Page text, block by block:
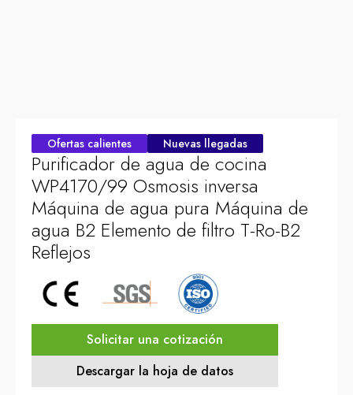
Ofertas calientes Nuevas llegadas
Purificador de agua de cocina
WP4170/99 Osmosis inversa
Máquina de agua pura Máquina de
agua B2 Elemento de filtro T-Ro-B2
Reflejos
Solicitar una cotización
Descargar la hoja de datos